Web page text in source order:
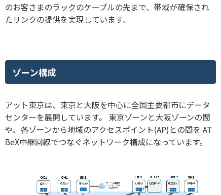
のお客さまのラックのケーブルの先まで、帯域が確保され
たリンクの提供を実現しています。
ゾーン構成
アット東京は、東京と大阪を中心に全国主要都市にデータ
センターを展開しています。 東京ゾーンと大阪ゾーンの間
や、各ゾーンから地域のアクセスポイント(AP)との間を AT
BeX中継回線でつなぐネットワーク構成になっています。